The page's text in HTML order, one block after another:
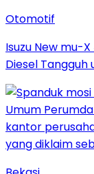
Otomotif
Isuzu New mu-
Diesel